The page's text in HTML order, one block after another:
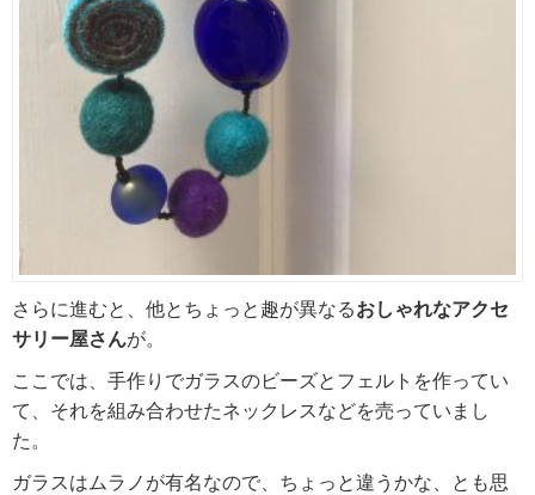
さらに進むと、他とちょっと趣が異なるおしゃれなアクセ
サリー屋さんが。
ここでは、手作りでガラスのビーズとフェルトを作ってい
て、それを組み合わせたネックレスなどを売っていまし
た。
ガラスはムラノが有名なので、ちょっと違うかな、とも思